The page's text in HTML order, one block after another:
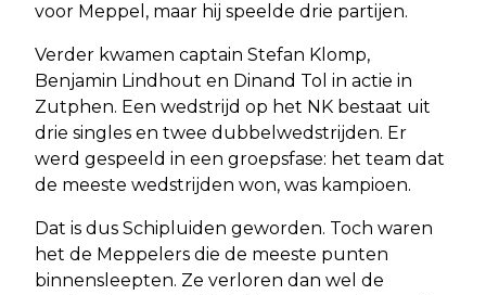
voor Meppel, maar hij speelde drie partijen.
Verder kwamen captain Stefan Klomp,
Benjamin Lindhout en Dinand Tol in actie in
Zutphen. Een wedstrijd op het NK bestaat uit
drie singles en twee dubbelwedstrijden. Er
werd gespeeld in een groepsfase: het team dat
de meeste wedstrijden won, was kampioen.
Dat is dus Schipluiden geworden. Toch waren
het de Meppelers die de meeste punten
binnensleepten. Ze verloren dan wel de